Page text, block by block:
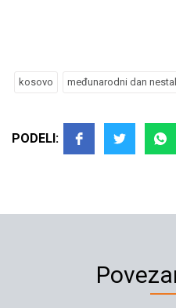
kosovo međunarodni dan
PODELI: